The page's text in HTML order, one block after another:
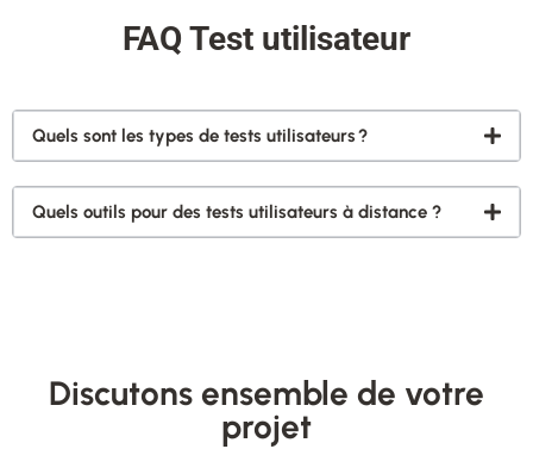
FAQ Test utilisateur
Quels sont les types de tests utilisateurs ?
Quels outils pour des tests utilisateurs à distance ?
Discutons ensemble de votre
projet